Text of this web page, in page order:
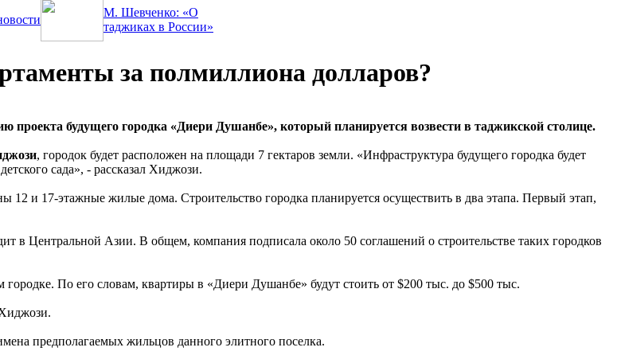
М. Шевченко: «О
таджиках в России»
за полмиллиона долларов?
будущего городка «Диери Душанбе», который планируется возвести в таджикской столице.
, городок будет расположен на площади 7 гектаров земли. «Инфраструктура будущего городка будет
сада», - рассказал Хиджози.
12 и 17-этажные жилые дома. Строительство городка планируется осуществить в два этапа. Первый этап,
Центральной Азии. В общем, компания подписала около 50 соглашений о строительстве таких городков
По его словам, квартиры в «Диери Душанбе» будут стоить от $200 тыс. до $500 тыс.
предполагаемых жильцов данного элитного поселка.